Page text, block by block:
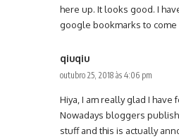
here up. It looks good. I
google bookmarks to come
qiuqiu
outubro 25, 2018 às 4:06 pm
Hiya, I am really glad I have
Nowadays bloggers
stuff and this is actually